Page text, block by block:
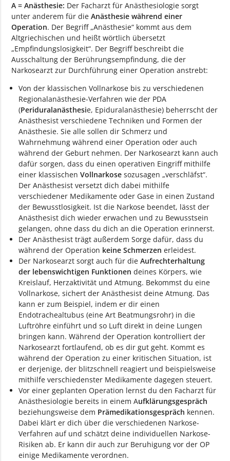
A = Anästhesie: Der Facharzt für Anästhesiologie sorgt
unter anderem für dieAnästhesie während einer
Operation. Der Begriff „Anästhesie“ kommt aus dem
Altgriechischen und heißt wörtlich übersetzt
„Empfindungslosigkeit“. Der Begriff beschreibt die
Ausschaltung der Berührungsempfindung, die der
Narkosearzt zur Durchführung einer Operation anstrebt:
Von der klassischen Vollnarkose bis zu verschiedenen
Regionalanästhesie-Verfahren wie der PDA
(Periduralanästhesie, Epiduralanästhesie) beherrscht der
Anästhesist verschiedene Techniken und Formen der
Anästhesie. Sie alle sollen dir Schmerz und
Wahrnehmung während einer Operation oder auch
während der Geburt nehmen. Der Narkosearzt kann auch
dafür sorgen, dass du einen operativen Eingriff mithilfe
einer klassischenVollnarkose sozusagen „verschläfst“.
Der Anästhesist versetzt dich dabei mithilfe
verschiedener Medikamente oder Gase in einen Zustand
der Bewusstlosigkeit. Ist die Narkose beendet, lässt der
Anästhesist dich wieder erwachen und zu Bewusstsein
gelangen, ohne dass du dich an die Operation erinnerst.
Der Anästhesist trägt außerdem Sorge dafür, dass du
während der Operation keine Schmerzen erleidest.
Der Narkosearzt sorgt auch für dieAufrechterhaltung
der lebenswichtigen Funktionen deines Körpers, wie
Kreislauf, Herzaktivität und Atmung. Bekommst du eine
Vollnarkose, sichert der Anästhesist deine Atmung. Das
kann er zum Beispiel, indem er dir einen
Endotrachealtubus (eine Art Beatmungsrohr) in die
Luftröhre einführt und so Luft direkt in deine Lungen
bringen kann. Während der Operation kontrolliert der
Narkosearzt fortlaufend, ob es dir gut geht. Kommt es
während der Operation zu einer kritischen Situation, ist
er derjenige, der blitzschnell reagiert und beispielsweise
mithilfe verschiedenster Medikamente dagegen steuert.
Vor einer geplanten Operation lernst du den Facharzt für
Anästhesiologie bereits in einem Aufklärungsgespräch
beziehungsweise dem Prämedikationsgespräch kennen.
Dabei klärt er dich über die verschiedenen Narkose-
Verfahren auf und schätzt deine individuellen Narkose-
Risiken ab. Er kann dir auch zur Beruhigung vor der OP
einige Medikamente verordnen.